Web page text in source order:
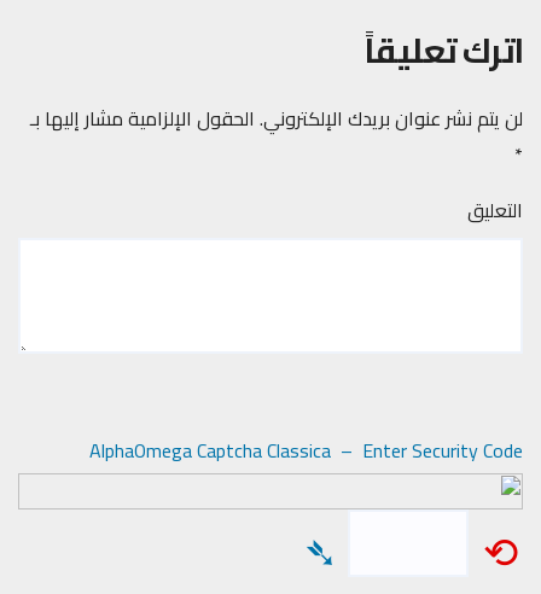
اترك تعليقاً
لن يتم نشر عنوان بريدك الإلكتروني. الحقول الإلزامية مشار إليها بـ
*
التعليق
AlphaOmega Captcha Classica – Enter Security Code
⟲
➴